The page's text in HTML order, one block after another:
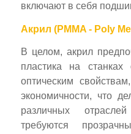
включают в себя
Акрил (PMMA - Poly
В целом, акрил
пластика на
оптическим
экономичности, что
различных
требуются